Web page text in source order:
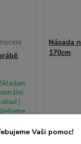
sklad |
dnů
Násada
170cm
87 Kčbez
Vaši pomoc!